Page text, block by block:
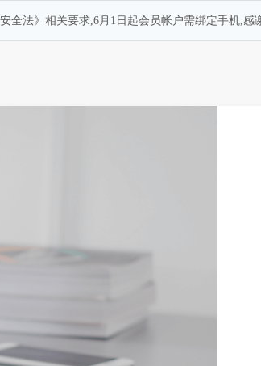
全法》相关要求,6月1日起会员帐户需绑定手机,感